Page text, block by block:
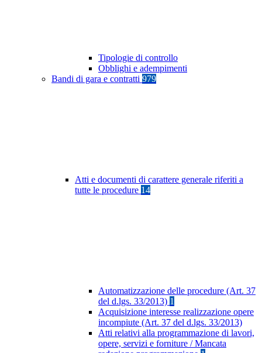
Tipologie di controllo
Obblighi e adempimenti
Bandi di gara e contratti 979
Atti e documenti di carattere generale riferiti a
tutte le procedure 14
Automatizzazione delle procedure (Art. 37
del d.lgs. 33/2013) 1
Acquisizione interesse realizzazione opere
incompiute (Art. 37 del d.lgs. 33/2013)
Atti relativi alla programmazione di lavori,
opere, servizi e forniture / Mancata